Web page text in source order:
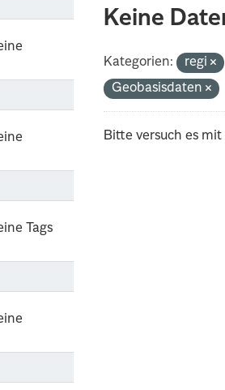
Tags
Keine
Kategorien: regi
Geobasisdaten
Bitte versuch es